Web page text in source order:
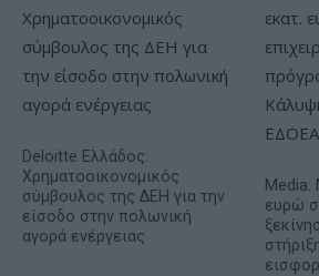
Deloitte Ελλάδος:
Χρηματοοικονομικός
σύμβουλος της ΔΕΗ για την
είσοδο στην πολωνική
αγορά ενέργειας
Media:
ευρώ